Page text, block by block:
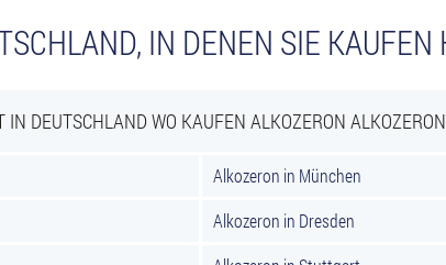
IN DENEN SIE KAUFEN
IN DEUTSCHLAND WO KAUFEN ALKOZERON ALKOZERON
Alkozeron in München
Alkozeron in Dresden